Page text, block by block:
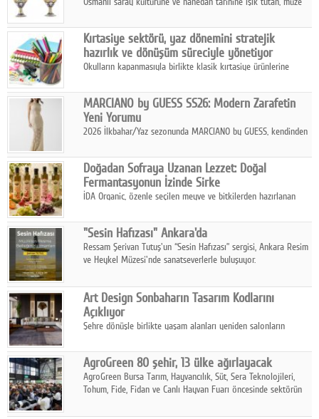
Ağustos'ta Arthill Müzecilik'in düzenleyeceği özel müzayedede
koleksiyonerlerle buluşuyor
Kırtasiye sektörü, yaz dönemini stratejik
hazırlık ve dönüşüm süreciyle yönetiyor
Okulların kapanmasıyla birlikte klasik kırtasiye ürünlerine
sanat ve eğitici aktivite ürünleriyle dinamik bir biçimde
geçiriyor.
MARCIANO by GUESS SS26: Modern Zarafetin
Yeni Yorumu
2026 İlkbahar/Yaz sezonunda MARCIANO by GUESS, kendinden
Doğadan Sofraya Uzanan Lezzet: Doğal
Fermantasyonun İzinde Sirke
İDA Organic, özenle seçilen meyve ve bitkilerden hazırlanan
sofralarına taşıyor.
"Sesin Hafızası" Ankara'da
Ressam Şerivan Tutuş'un “Sesin Hafızası” sergisi, Ankara Resim
ve Heykel Müzesi'nde sanatseverlerle buluşuyor.
Art Design Sonbaharın Tasarım Kodlarını
Açıklıyor
Şehre dönüşle birlikte yaşam alanları yeniden salonların
sonbaharın tasarım kodlarını açıklıyor.
AgroGreen 80 şehir, 13 ülke ağırlayacak
AgroGreen Bursa Tarım, Hayvancılık, Süt, Sera Teknolojileri,
Tohum, Fide, Fidan ve Canlı Hayvan Fuarı öncesinde sektörün